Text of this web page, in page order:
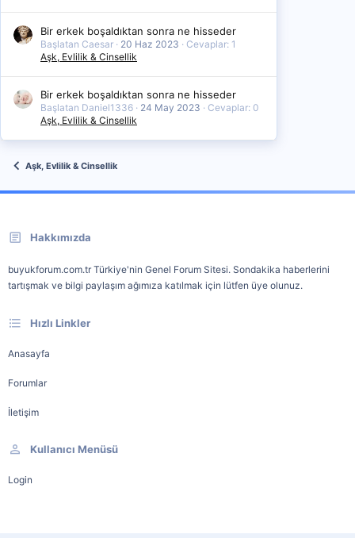
Bir erkek boşaldıktan sonra ne hisseder
Başlatan Caesar 20 Haz 2023
Cevaplar: 1
Aşk, Evlilik & Cinsellik
Bir erkek boşaldıktan sonra ne hisseder
Başlatan Daniel1336 24 May 2023
Cevaplar: 0
Aşk, Evlilik & Cinsellik
Aşk, Evlilik & Cinsellik
Hakkımızda
buyukforum.com.tr Türkiye'nin Genel Forum Sitesi. Sondakika haberlerini
tartışmak ve bilgi paylaşım ağımıza katılmak için lütfen üye olunuz.
Hızlı Linkler
Anasayfa
Forumlar
İletişim
Kullanıcı Menüsü
Login